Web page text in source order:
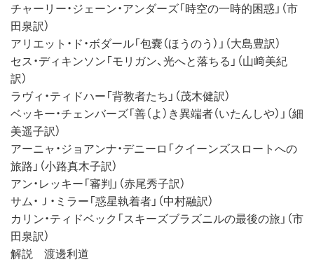
チャーリー・ジェーン・アンダーズ「時空の一時的困惑」（市
田泉訳）
アリエット・ド・ボダール「包嚢（ほうのう）」（大島豊訳）
セス・ディキンソン「モリガン、光へと落ちる」（山﨑美紀
訳）
ラヴィ・ティドハー「背教者たち」（茂木健訳）
ベッキー・チェンバーズ「善（よ）き異端者（いたんしや）」（細
美遥子訳）
アーニャ・ジョアンナ・デニーロ「クイーンズスロートへの
旅路」（小路真木子訳）
アン・レッキー「審判」（赤尾秀子訳）
サム・Ｊ・ミラー「惑星執着者」（中村融訳）
カリン・ティドベック「スキーズブラズニルの最後の旅」（市
田泉訳）
解説 渡邊利道